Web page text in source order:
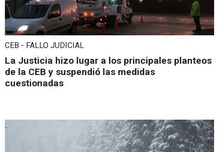
CEB - FALLO JUDICIAL
La Justicia hizo lugar a los principales planteos
de la CEB y suspendió las medidas
cuestionadas